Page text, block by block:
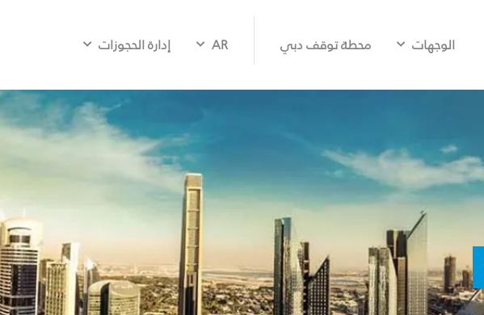
الوجهات محطة توقف دبي AR إدارة الحجوزات